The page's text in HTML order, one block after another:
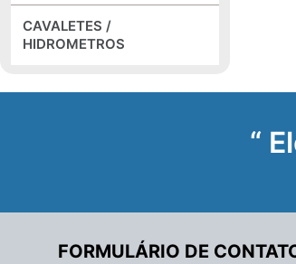
CAVALETES /
HIDROMETROS
“
FORMULÁRIO DE